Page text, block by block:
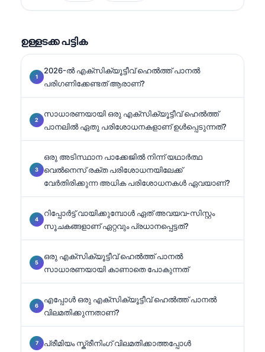
## (continued).
ഉള്ളടക്ക പട്ടിക
2026-ൽ എക്സിക്യൂട്ടീവ് ഹെൽത്ത് പാനൽ
പരിഗണിക്കേണ്ടത് ആരാണ്?
സാധാരണയായി ഒരു എക്സിക്യൂട്ടീവ് ഹെൽത്ത്
പാനലിൽ ഏതു പരിശോധനകളാണ് ഉൾപ്പെടുന്നത്?
ഒരു അടിസ്ഥാന പാക്കേജിൽ നിന്ന് യഥാർത്ഥ
വെൽനെസ് രക്ത പരിശോധനയിലേക്ക്
വേർതിരിക്കുന്ന അധിക പരിശോധനകൾ ഏവയാണ്?
റിപ്പോർട്ട് വായിക്കുമ്പോൾ ഏത് അവയവ-സിസ്റ്റം
സൂചകങ്ങളാണ് ഏറ്റവും പ്രധാനപ്പെട്ടത്?
ഒരു എക്സിക്യൂട്ടീവ് ഹെൽത്ത് പാനൽ
സാധാരണയായി കാണാതെ പോകുന്നത്
എപ്പോൾ ഒരു എക്സിക്യൂട്ടീവ് ഹെൽത്ത് പാനൽ
വിലമതിക്കുന്നതാണ്?
പ്രീമിയം സ്ക്രീനിംഗ് വിലമതിക്കാത്തപ്പോൾ